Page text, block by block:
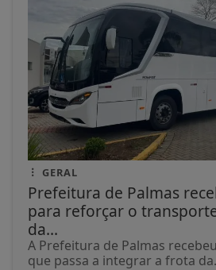
GERAL
Prefeitura de Palmas
para reforçar o
da...
A Prefeitura de Palmas
que passa a integrar a frota